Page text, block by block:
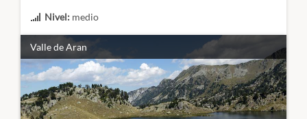
Nivel: medio
Duración:4 Etapas
Rodea la Segunda Montaña más alta del Pirineo: El Posets.
Recorriendo los valles de Estos, Eriste y Biadosnos
adentraremos en la Alta montaña Pirinaica para disfrutar
de su majestuosidad.
Valle de Aran